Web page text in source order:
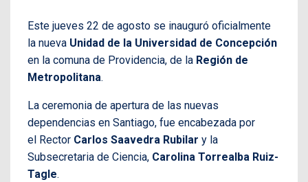
Este jueves 22 de agosto se inauguró oficialmente
la nueva Unidad de la Universidad de Concepción
en la comuna de Providencia, de la Región de
Metropolitana.
La ceremonia de apertura de las nuevas
dependencias en Santiago, fue encabezada por
el Rector Carlos Saavedra Rubilar y la
Subsecretaria de Ciencia, Carolina Torrealba Ruiz-
Tagle.